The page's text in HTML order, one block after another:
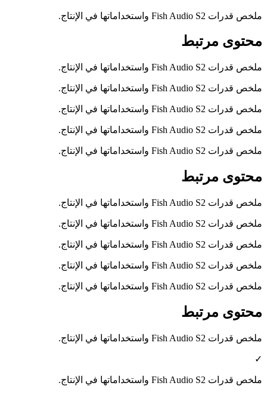
ملخص قدرات Fish Audio S2 واستخداماتها في الإنتاج.
محتوى مرتبط
ملخص قدرات Fish Audio S2 واستخداماتها في الإنتاج.
ملخص قدرات Fish Audio S2 واستخداماتها في الإنتاج.
ملخص قدرات Fish Audio S2 واستخداماتها في الإنتاج.
ملخص قدرات Fish Audio S2 واستخداماتها في الإنتاج.
ملخص قدرات Fish Audio S2 واستخداماتها في الإنتاج.
محتوى مرتبط
ملخص قدرات Fish Audio S2 واستخداماتها في الإنتاج.
ملخص قدرات Fish Audio S2 واستخداماتها في الإنتاج.
ملخص قدرات Fish Audio S2 واستخداماتها في الإنتاج.
ملخص قدرات Fish Audio S2 واستخداماتها في الإنتاج.
ملخص قدرات Fish Audio S2 واستخداماتها في الإنتاج.
محتوى مرتبط
ملخص قدرات Fish Audio S2 واستخداماتها في الإنتاج.
✓
ملخص قدرات Fish Audio S2 واستخداماتها في الإنتاج.